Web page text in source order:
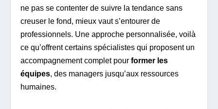
ne pas se contenter de suivre la tendance sans
creuser le fond, mieux vaut s’entourer de
professionnels. Une approche personnalisée, voilà
ce qu’offrent certains spécialistes qui proposent un
accompagnement complet pourformer les
équipes, des managers jusqu’aux ressources
humaines.